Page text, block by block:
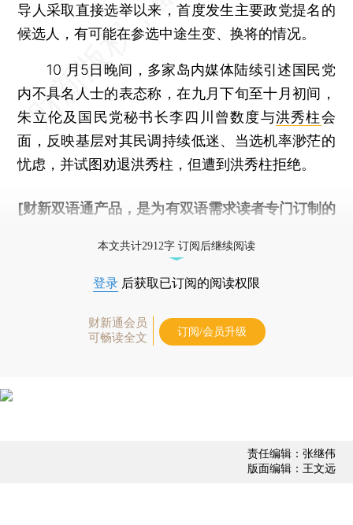
导人采取直接选举以来，首度发生主要政党提名的
候选人，有可能在参选中途生变、换将的情况。
10 月5日晚间，多家岛内媒体陆续引述国民党
内不具名人士的表态称，在九月下旬至十月初间，
朱立伦及国民党秘书长李四川曾数度与洪秀柱会
面，反映基层对其民调持续低迷、当选机率渺茫的
忧虑，并试图劝退洪秀柱，但遭到洪秀柱拒绝。
[财新双语通产品，是为有双语需求读者专门订制的
本文共计2912字 订阅后继续阅读
登录 后获取已订阅的阅读权限
财新通会员
可畅读全文
订阅/会员升级
责任编辑：张继伟
版面编辑：王文远